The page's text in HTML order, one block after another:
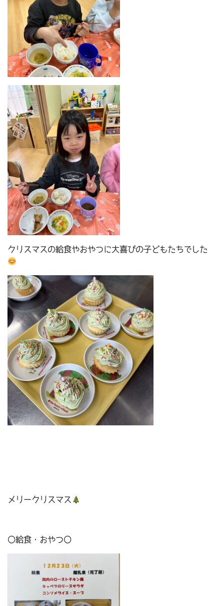
クリスマスの給食やおやつに大喜びの子どもたちでした
メリークリスマス
〇給食・おやつ〇